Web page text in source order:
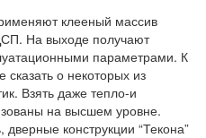
клееный массив
На выходе получают
параметрами. К
о некоторых из
Взять даже тепло-и
на высшем уровне.
конструкции “Текона”